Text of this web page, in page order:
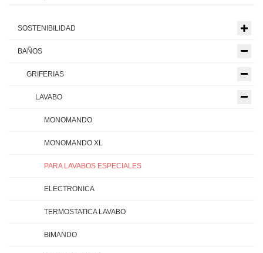
SOSTENIBILIDAD
BAÑOS
GRIFERIAS
LAVABO
MONOMANDO
MONOMANDO XL
PARA LAVABOS ESPECIALES
ELECTRONICA
TERMOSTATICA LAVABO
BIMANDO